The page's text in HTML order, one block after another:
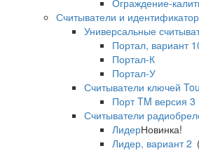
Ограждение-
Считыватели и
Универсальные
Портал, вариант
Портал-К
Портал-У
Считыватели ключей
Порт TM версия 3
Считыватели
ЛидерНовинка!
Лидер, вариант 2